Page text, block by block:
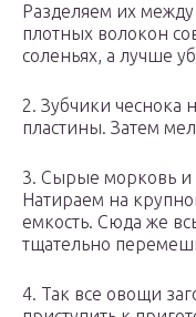
Разделяем их
плотных волокон
соленьях, а лучше
2. Зубчики чеснока
пластины. Затем
3. Сырые морковь и
Натираем на
емкость. Сюда же
тщательно
4. Так все овощи